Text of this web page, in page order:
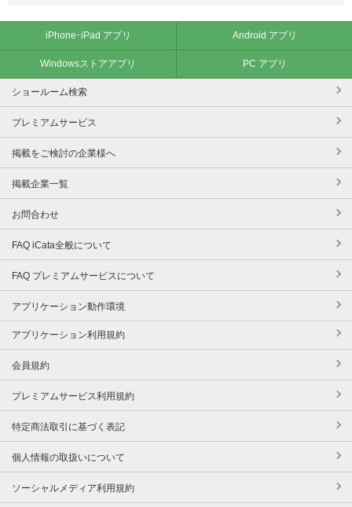
iPhone･iPad アプリ Android アプリ
Windowsストアアプリ PC アプリ
ショールーム検索
プレミアムサービス
掲載をご検討の企業様へ
掲載企業一覧
お問合わせ
FAQ iCata全般について
FAQ プレミアムサービスについて
アプリケーション動作環境
アプリケーション利用規約
会員規約
プレミアムサービス利用規約
特定商法取引に基づく表記
個人情報の取扱いについて
ソーシャルメディア利用規約